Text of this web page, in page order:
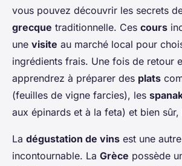
vous pouvez découvrir les secrets
grecque traditionnelle. Ces cours
une visite au marché local pour
ingrédients frais. Une fois de retour
apprendrez à préparer des plats
(feuilles de vigne farcies), les
aux épinards et à la feta) et bien sûr,
La dégustation de vins est une autre
incontournable. La Grèce possède